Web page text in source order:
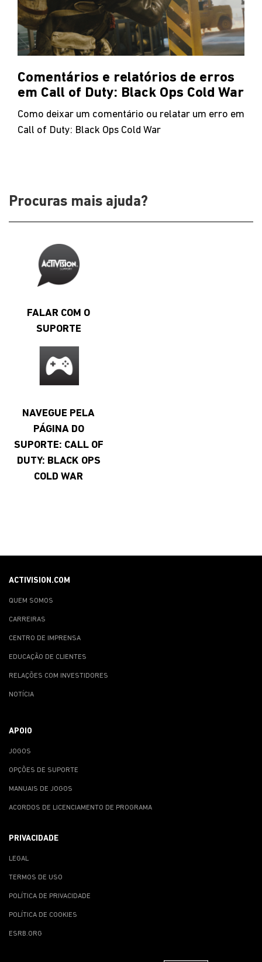
Comentários e relatórios de erros
em Call of Duty: Black Ops Cold War
Como deixar um comentário ou relatar um erro em
Call of Duty: Black Ops Cold War
Procuras mais ajuda?
FALAR COM O
SUPORTE
NAVEGUE PELA
PÁGINA DO
SUPORTE: CALL OF
DUTY: BLACK OPS
COLD WAR
ACTIVISION.COM
QUEM SOMOS
CARREIRAS
CENTRO DE IMPRENSA
EDUCAÇÃO DE CLIENTES
RELAÇÕES COM INVESTIDORES
NOTÍCIA
APOIO
JOGOS
OPÇÕES DE SUPORTE
MANUAIS DE JOGOS
ACORDOS DE LICENCIAMENTO DE PROGRAMA
PRIVACIDADE
LEGAL
TERMOS DE USO
POLÍTICA DE PRIVACIDADE
POLÍTICA DE COOKIES
ESRB.ORG